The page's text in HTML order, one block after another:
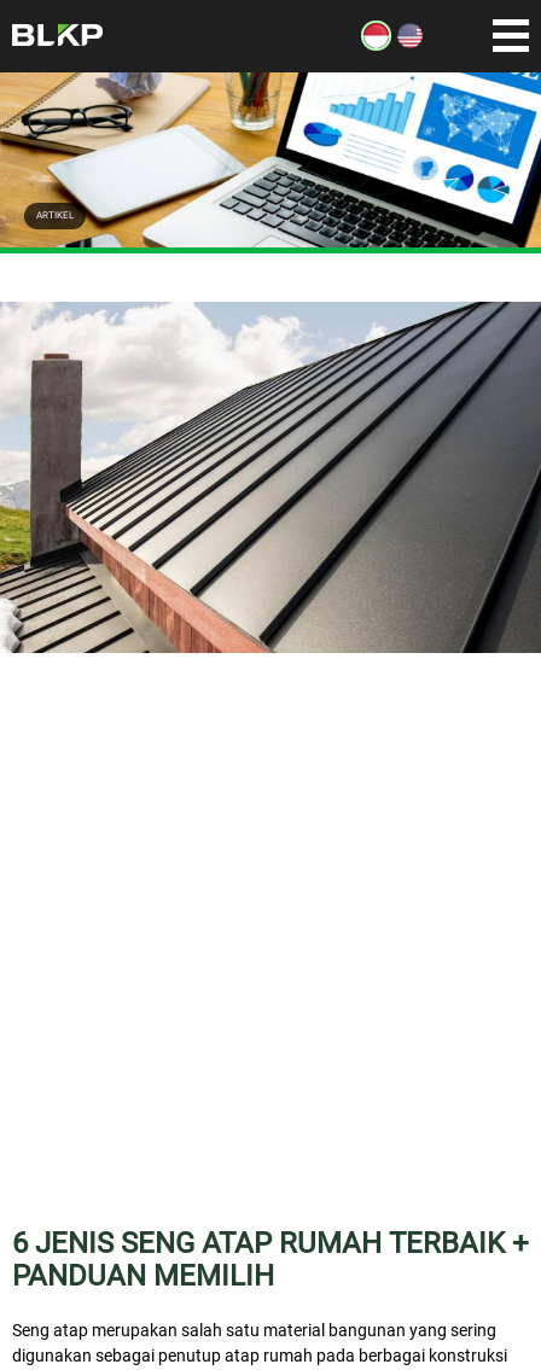
ARTIKEL
6 JENIS SENG ATAP RUMAH TERBAIK +
PANDUAN MEMILIH
Seng atap merupakan salah satu material bangunan yang sering
digunakan sebagai penutup atap rumah pada berbagai konstruksi